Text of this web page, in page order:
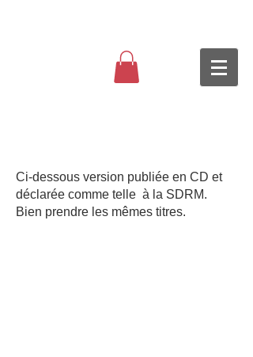
Ci-dessous version publiée en CD et
déclarée comme telle à la SDRM.
Bien prendre les mêmes titres.